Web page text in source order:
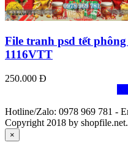
File tranh psd tết
1116VTT
250.000 Đ
Hotline/Zalo: 0978 969 781 -
Copyright 2018 by
×